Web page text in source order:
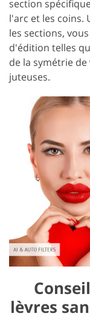
section
l'arc et les coins.
les sections,
d'édition telles
de la symétrie
juteuses.
lèvres